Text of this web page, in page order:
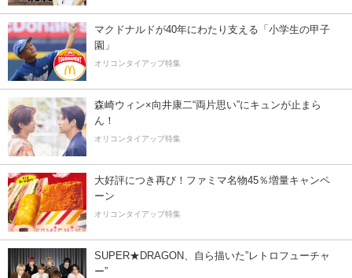
マクドナルドが40年にわたり支える「小学生の甲子
園」
オリコンタイアップ特集
森崎ウィン×向井康二“両片思い”にキュンが止まら
ん！
オリコンタイアップ特集
大好評につき再び！ファミマ名物45％増量キャンペ
ーン
オリコンタイアップ特集
SUPER★DRAGON、自ら描いた”レトロフューチャ
ー”